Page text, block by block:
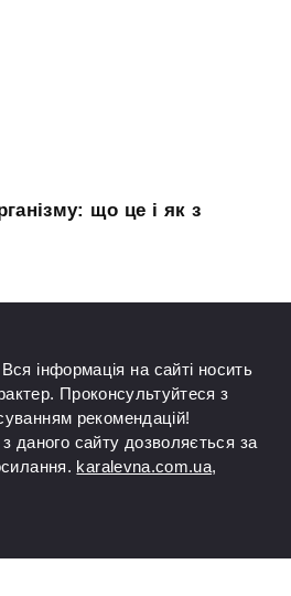
що це і як з
інформація на сайті носить
Проконсультуйтеся з
рекомендацій!
з даного сайту дозволяється за
karalevna.com.ua,